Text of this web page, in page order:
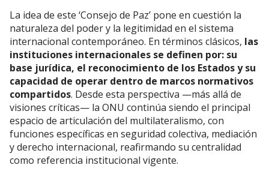
La idea de este ‘Consejo de Paz’ pone en cuestión la
naturaleza del poder y la legitimidad en el sistema
internacional contemporáneo. En términos clásicos, las
instituciones internacionales se definen por: su
base jurídica, el reconocimiento de los Estados y su
capacidad de operar dentro de marcos normativos
compartidos. Desde esta perspectiva —más allá de
visiones críticas— la ONU continúa siendo el principal
espacio de articulación del multilateralismo, con
funciones específicas en seguridad colectiva, mediación
y derecho internacional, reafirmando su centralidad
como referencia institucional vigente.